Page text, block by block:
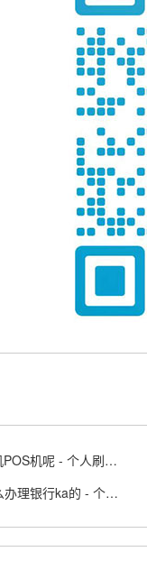
怎么个人办理刷卡机POS机呢 - 个人刷卡pos怎么办理流程
办理个人POS机怎么办理银行ka的 - 个人pos机办理手续